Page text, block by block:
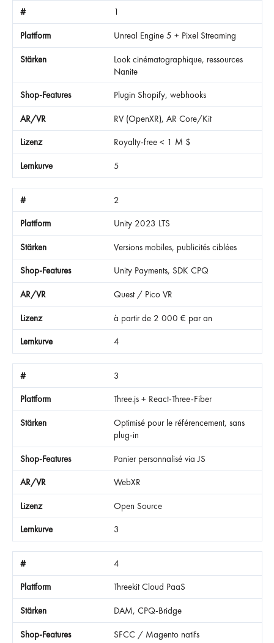
1
Unreal Engine 5 + Pixel Streaming
Look cinématographique, ressources
Nanite
Plugin Shopify, webhooks
RV (OpenXR), AR Core/Kit
Royalty-free < 1 M $
5
2
Unity 2023 LTS
Versions mobiles, publicités ciblées
Unity Payments, SDK CPQ
Quest / Pico VR
à partir de 2 000 € par an
4
3
Three.js + React-Three-Fiber
Optimisé pour le référencement, sans
plug-in
Panier personnalisé via JS
WebXR
Open Source
3
4
Threekit Cloud PaaS
DAM, CPQ-Bridge
SFCC / Magento natifs